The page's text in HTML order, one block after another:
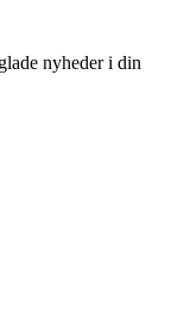
nyheder i din